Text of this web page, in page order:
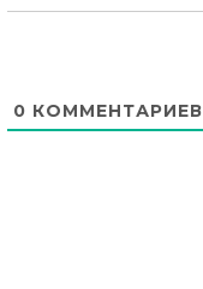
0 КОММЕНТАРИЕВ